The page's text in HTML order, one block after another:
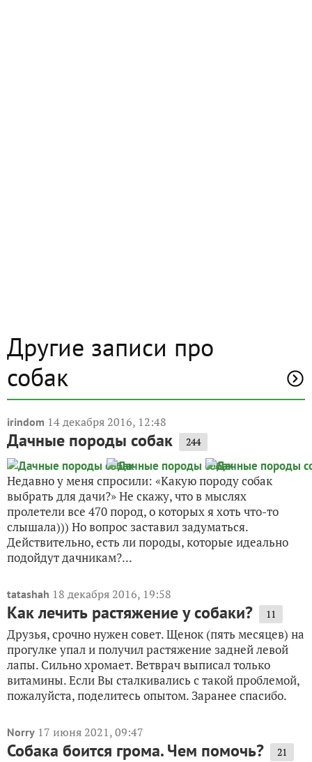
Другие записи про
собак
irindom 14 декабря 2016, 12:48
Дачные породы собак 244
Недавно у меня спросили: «Какую породу собак
выбрать для дачи?» Не скажу, что в мыслях
пролетели все 470 пород, о которых я хоть что-то
слышала))) Но вопрос заставил задуматься.
Действительно, есть ли породы, которые идеально
подойдут дачникам?...
tatashah 18 декабря 2016, 19:58
Как лечить растяжение у собаки? 11
Друзья, срочно нужен совет. Щенок (пять месяцев) на
прогулке упал и получил растяжение задней левой
лапы. Сильно хромает. Ветврач выписал только
витамины. Если Вы сталкивались с такой проблемой,
пожалуйста, поделитесь опытом. Заранее спасибо.
Norry 17 июня 2021, 09:47
Собака боится грома. Чем помочь? 21